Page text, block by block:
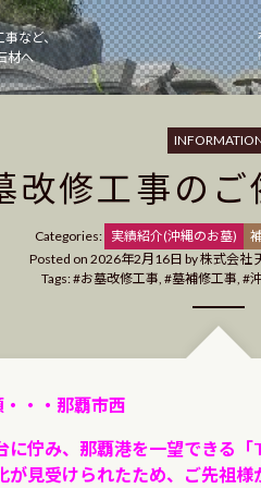
事など、
材へ
改修工事の
Categories: Categories
実績紹介(沖縄のお墓)
Posted on 2026年2月16日 by株式会社
Tags:
お墓改修工事, 墓補修工事,
・・那覇市西
佇み、那覇港を一望できる「
が見受けられたため、ご先祖